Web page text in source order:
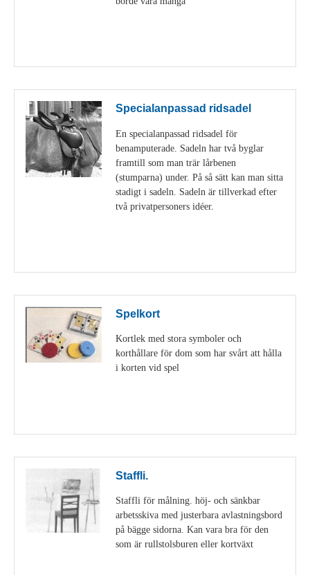
Specialanpassad ridsadel
En specialanpassad ridsadel för
benamputerade. Sadeln har två byglar
framtill som man trär lårbenen
(stumparna) under. På så sätt kan man sitta
stadigt i sadeln. Sadeln är tillverkad efter
två privatpersoners idéer.
Spelkort
Kortlek med stora symboler och
korthållare för dom som har svårt att hålla
i korten vid spel
Staffli.
Staffli för målning. höj- och sänkbar
arbetsskiva med justerbara avlastningsbord
på bägge sidorna. Kan vara bra för den
som är rullstolsburen eller kortväxt